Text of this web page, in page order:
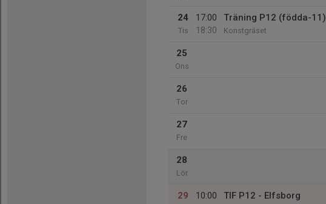
24
Tis
17:00
18:30
Träning P12 (födda-11)
Konstgräset
25
Ons
26
Tor
27
Fre
28
Lör
29
10:00
TIF P12 - Elfsborg